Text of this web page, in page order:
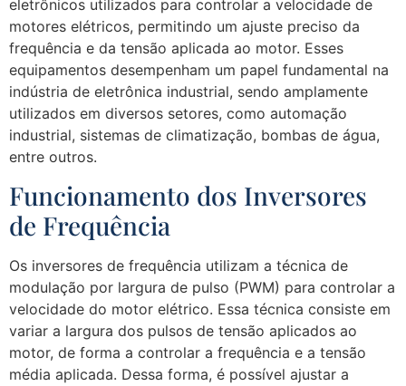
eletrônicos utilizados para controlar a velocidade de
motores elétricos, permitindo um ajuste preciso da
frequência e da tensão aplicada ao motor. Esses
equipamentos desempenham um papel fundamental na
indústria de eletrônica industrial, sendo amplamente
utilizados em diversos setores, como automação
industrial, sistemas de climatização, bombas de água,
entre outros.
Funcionamento dos Inversores
de Frequência
Os inversores de frequência utilizam a técnica de
modulação por largura de pulso (PWM) para controlar a
velocidade do motor elétrico. Essa técnica consiste em
variar a largura dos pulsos de tensão aplicados ao
motor, de forma a controlar a frequência e a tensão
média aplicada. Dessa forma, é possível ajustar a